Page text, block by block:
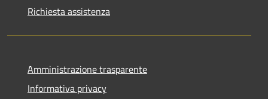
Richiesta assistenza
Amministrazione trasparente
Informativa privacy